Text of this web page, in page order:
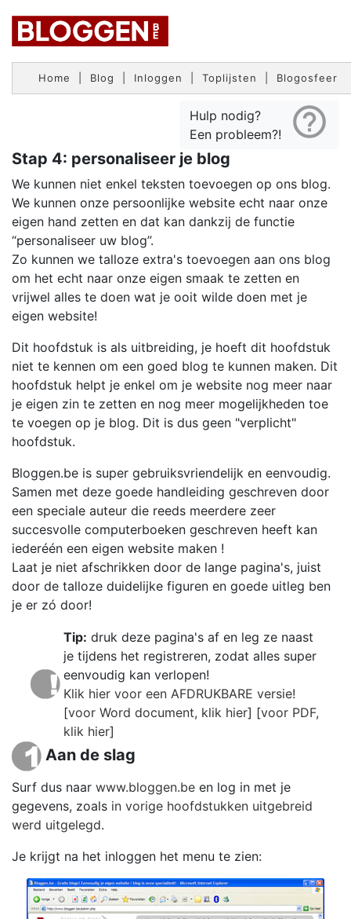
Home Blog Inloggen Toplijsten Blogosfeer
help_outline
Hulp nodig?
Een probleem?!
Stap 4: personaliseer je blog
We kunnen niet enkel teksten toevoegen op ons blog.
We kunnen onze persoonlijke website echt naar onze
eigen hand zetten en dat kan dankzij de functie
“personaliseer uw blog”.
Zo kunnen we talloze extra's toevoegen aan ons blog
om het echt naar onze eigen smaak te zetten en
vrijwel alles te doen wat je ooit wilde doen met je
eigen website!
Dit hoofdstuk is als uitbreiding, je hoeft dit hoofdstuk
niet te kennen om een goed blog te kunnen maken. Dit
hoofdstuk helpt je enkel om je website nog meer naar
je eigen zin te zetten en nog meer mogelijkheden toe
te voegen op je blog. Dit is dus geen "verplicht"
hoofdstuk.
Bloggen.be is super gebruiksvriendelijk en eenvoudig.
Samen met deze goede handleiding geschreven door
een speciale auteur die reeds meerdere zeer
succesvolle computerboeken geschreven heeft kan
iederéén een eigen website maken !
Laat je niet afschrikken door de lange pagina's, juist
door de talloze duidelijke figuren en goede uitleg ben
je er zó door!
Tip: druk deze pagina's af en leg ze naast
je tijdens het registreren, zodat alles super
eenvoudig kan verlopen!
Klik hier voor een AFDRUKBARE versie!
[voor Word document, klik hier] [voor PDF,
klik hier]
Aan de slag
Surf dus naar www.bloggen.be en log in met je
gegevens, zoals in vorige hoofdstukken uitgebreid
werd uitgelegd.
Je krijgt na het inloggen het menu te zien: